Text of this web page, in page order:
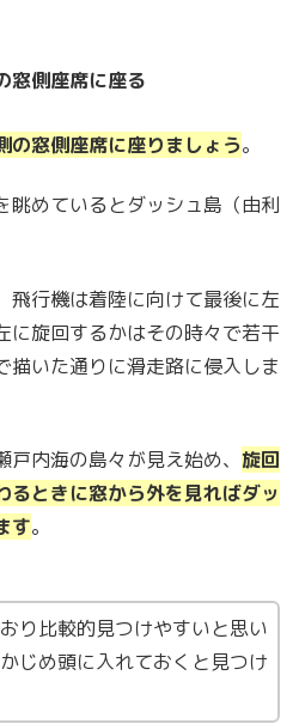
窓側座席に座る
の窓側座席に座りましょう。
眺めているとダッシュ島（由利
飛行機は着陸に向けて最後に左
に旋回するかはその時々で若干
描いた通りに滑走路に侵入しま
内海の島々が見え始め、 旋回
るときに窓から外を見ればダッ
す。
り比較的見つけやすいと思い
じめ頭に入れておくと見つけ